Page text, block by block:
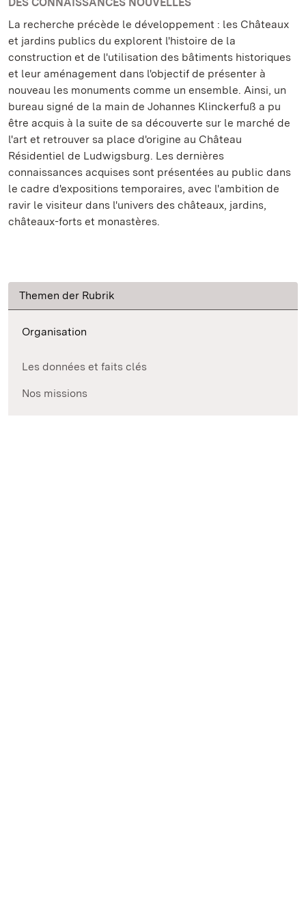
La recherche précède le développement : les Châteaux
et jardins publics du explorent l'histoire de la
construction et de l'utilisation des bâtiments historiques
et leur aménagement dans l'objectif de présenter à
nouveau les monuments comme un ensemble. Ainsi, un
bureau signé de la main de Johannes Klinckerfuß a pu
être acquis à la suite de sa découverte sur le marché de
l'art et retrouver sa place d'origine au Château
Résidentiel de Ludwigsburg. Les dernières
connaissances acquises sont présentées au public dans
le cadre d'expositions temporaires, avec l'ambition de
ravir le visiteur dans l'univers des châteaux, jardins,
châteaux-forts et monastères.
Themen der Rubrik
Organisation
Les données et faits clés
Nos missions